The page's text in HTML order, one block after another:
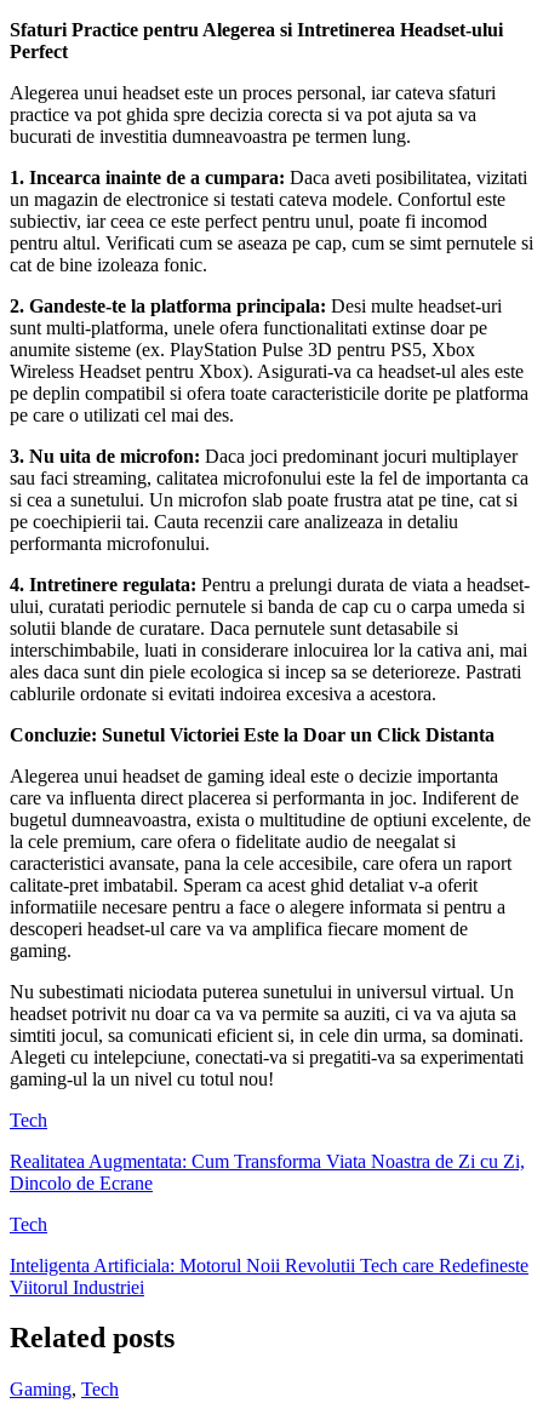
Sfaturi Practice pentru Alegerea si Intretinerea Headset-ului
Perfect
Alegerea unui headset este un proces personal, iar cateva sfaturi
practice va pot ghida spre decizia corecta si va pot ajuta sa va
bucurati de investitia dumneavoastra pe termen lung.
1. Incearca inainte de a cumpara: Daca aveti posibilitatea, vizitati
un magazin de electronice si testati cateva modele. Confortul este
subiectiv, iar ceea ce este perfect pentru unul, poate fi incomod
pentru altul. Verificati cum se aseaza pe cap, cum se simt pernutele si
cat de bine izoleaza fonic.
2. Gandeste-te la platforma principala: Desi multe headset-uri
sunt multi-platforma, unele ofera functionalitati extinse doar pe
anumite sisteme (ex. PlayStation Pulse 3D pentru PS5, Xbox
Wireless Headset pentru Xbox). Asigurati-va ca headset-ul ales este
pe deplin compatibil si ofera toate caracteristicile dorite pe platforma
pe care o utilizati cel mai des.
3. Nu uita de microfon: Daca joci predominant jocuri multiplayer
sau faci streaming, calitatea microfonului este la fel de importanta ca
si cea a sunetului. Un microfon slab poate frustra atat pe tine, cat si
pe coechipierii tai. Cauta recenzii care analizeaza in detaliu
performanta microfonului.
4. Intretinere regulata: Pentru a prelungi durata de viata a headset-
ului, curatati periodic pernutele si banda de cap cu o carpa umeda si
solutii blande de curatare. Daca pernutele sunt detasabile si
interschimbabile, luati in considerare inlocuirea lor la cativa ani, mai
ales daca sunt din piele ecologica si incep sa se deterioreze. Pastrati
cablurile ordonate si evitati indoirea excesiva a acestora.
Concluzie: Sunetul Victoriei Este la Doar un Click Distanta
Alegerea unui headset de gaming ideal este o decizie importanta
care va influenta direct placerea si performanta in joc. Indiferent de
bugetul dumneavoastra, exista o multitudine de optiuni excelente, de
la cele premium, care ofera o fidelitate audio de neegalat si
caracteristici avansate, pana la cele accesibile, care ofera un raport
calitate-pret imbatabil. Speram ca acest ghid detaliat v-a oferit
informatiile necesare pentru a face o alegere informata si pentru a
descoperi headset-ul care va va amplifica fiecare moment de
gaming.
Nu subestimati niciodata puterea sunetului in universul virtual. Un
headset potrivit nu doar ca va va permite sa auziti, ci va va ajuta sa
simtiti jocul, sa comunicati eficient si, in cele din urma, sa dominati.
Alegeti cu intelepciune, conectati-va si pregatiti-va sa experimentati
gaming-ul la un nivel cu totul nou!
Tech
Realitatea Augmentata: Cum Transforma Viata Noastra de Zi cu Zi,
Dincolo de Ecrane
Tech
Inteligenta Artificiala: Motorul Noii Revolutii Tech care Redefineste
Viitorul Industriei
Related posts
Gaming, Tech